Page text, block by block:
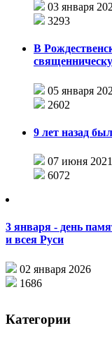
03 января
3293
В
05 января
2602
9 лет назад
07 июня 2021
6072
3 января - день
и всея Руси
02 января 2026
1686
Категории